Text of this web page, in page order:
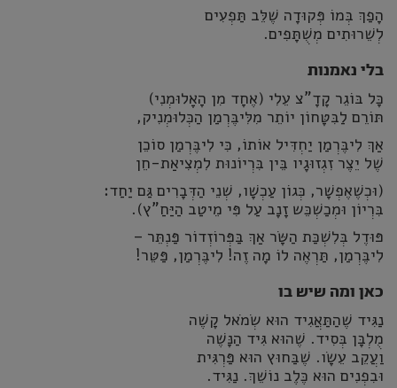
הָפַךְ בְּמוֹ פְּקוּדָה שֶׁלֵּב תַּפְעִים
לְשֵׁרוּתִים מְשֻׁתָּפִים.
בלי נאמנות
כָּל בּוֹגֵר קָדָ"צ עֵלִי (אֶחָד מִן הָאָלוּמְנִי)
תּוֹרֵם לַבִּטָּחוֹן יוֹתֵר מִלִּיבֶּרְמַן הַכְּלוּמְנִיק,
אַךְ לִיבֶּרְמַן יַחְדִּיל אוֹתוֹ, כִּי לִיבֶּרְמַן סוֹכֵן
שֶׁל יֵצֶר זִגְזוּגָיו בֵּין בִּרְיוֹנוּת לִמְצִיאַת-חֵן
(וּכְשֶׁאֶפְשָׁר, כְּגוֹן עַכְשָׁו, שְׁנֵי הַדְּבָרִים גַּם יַחַד:
בִּרְיוֹן וּמְכַשְׁכֵּש זָנָב עַל פִּי מֵיטַב הַיַּחַ"ץ).
פּוּדֶל בְּלִשְׁכַּת הַשָּׂר אַךְ בַּפְּרוֹזְדוֹר פַּנְתֵּר –
לִיבֶּרְמַן, תַּרְאֶה לוֹ מָה זֶה! לִיבֶּרְמַן, פַּטֵּר!
כאן ומה שיש בו
נַגִּיד שֶׁהַתַּאֲגִיד הוּא שְׂמֹאל קָשֶׁה
מֻלְבָּן בְּסִיד. שֶׁהוּא גִּיד הַנָּשֶׁה
וַעֲקֵב עֵשָׂו. שֶׁבַּחוּץ הוּא פַּרְגִּית
וּבִפְנִים הוּא כֶּלֶב נוֹשֵׁךְ. נַגִּיד.